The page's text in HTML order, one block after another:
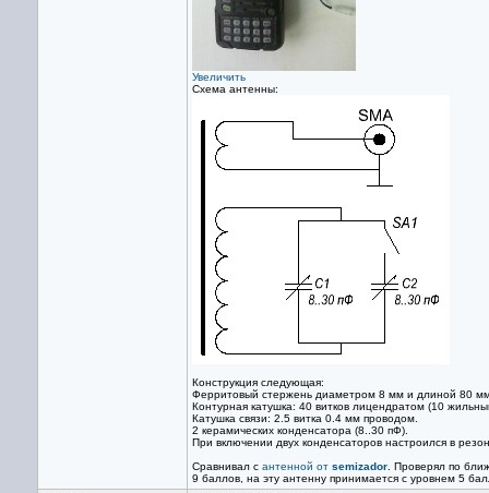
Увеличить
Схема антенны:
Конструкция следующая:
Ферритовый стержень диаметром 8 мм и длиной 80
Контурная катушка: 40 витков лицендратом (10
Катушка связи: 2.5 витка 0.4 мм проводом.
2 керамических конденсатора (8..30 пФ).
При включении двух конденсаторов настроился в
Сравнивал с антенной от semizador . Проверял по
9 баллов, на эту антенну принимается с уровнем 5